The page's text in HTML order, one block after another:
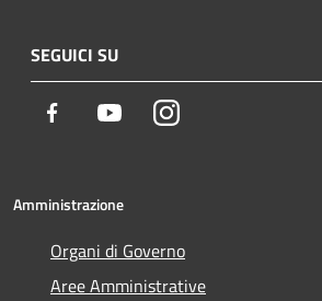
SEGUICI SU
Facebook YoutubeInstagram
Amministrazione
Organi di Governo
Aree Amministrative